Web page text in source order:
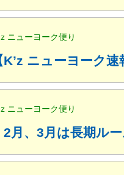
ニューヨーク便り
ニューヨーク
ニューヨーク便り
、3月は長期ル